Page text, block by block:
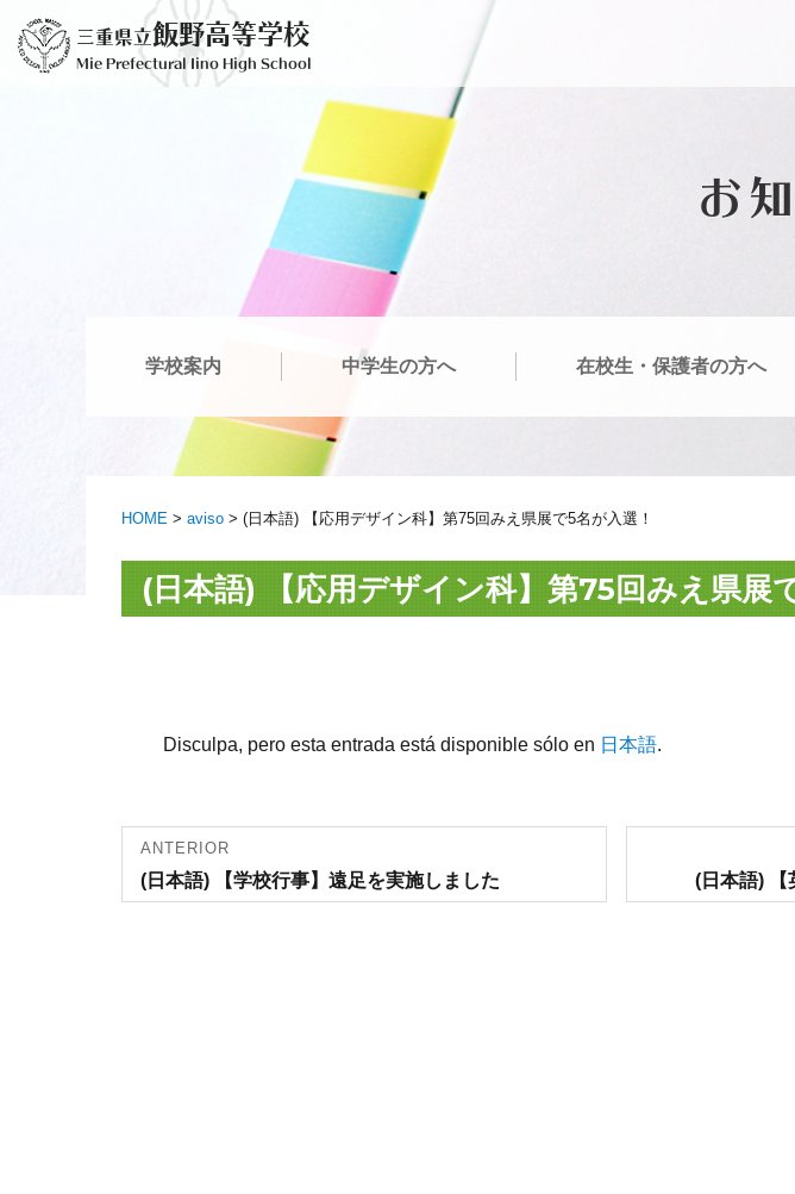
contenido
三重県立飯野高等学校
Mie Prefectural Iino High School
お
学校案内 中学生の方へ 在校生・保護者の方へ
HOME > aviso > (日本語) 【応用デザイン科】第75回みえ県展で5名が入選！
(日本語) 【応用デザイン科】第75回みえ県展
Disculpa, pero esta entrada está disponible sólo en 日本語.
Navegación
de entradas
ANTERIOR
Entrada
anterior:
(日本語) 【学校行事】遠足を実施しました
Entrada
siguiente:
(日本語) 【